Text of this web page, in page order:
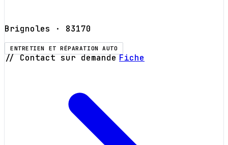
Brignoles · 83170
ENTRETIEN ET RÉPARATION AUTO
// Contact sur demande Fiche